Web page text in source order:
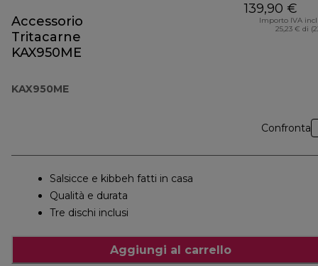
Accessorio
Tritacarne
KAX950ME
KAX950ME
139,90 €
Importo IVA
25,23 € di
Confronta
Salsicce e kibbeh fatti in casa
Qualità e durata
Tre dischi inclusi
Aggiungi al carrello